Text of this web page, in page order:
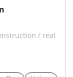
/ real